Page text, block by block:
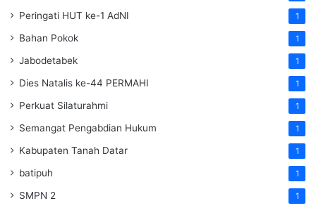
Peringati HUT ke-1 AdNI 1
Bahan Pokok 1
Jabodetabek 1
Dies Natalis ke-44 PERMAHI 1
Perkuat Silaturahmi 1
Semangat Pengabdian Hukum 1
Kabupaten Tanah Datar 1
batipuh 1
SMPN 2 1